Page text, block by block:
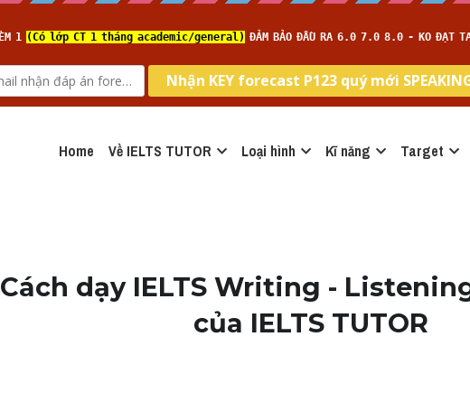
Home Về IELTS TUTOR Loại hình Kĩ năng Target
Cách dạy IELTS Writing -
của IELTS TUTOR